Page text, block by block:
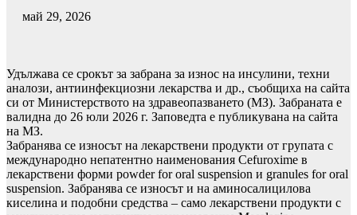
май 29, 2026
Удължава се срокът за забрана за износ на инсулини, техни
аналози, антиинфекциозни лекарства и др., съобщиха на сайта
си от Министерството на здравеопазването (МЗ). Забраната е
валидна до 26 юли 2026 г. Заповедта е публикувана на сайта
на МЗ.
Забранява се износът на лекарствени продукти от групата с
международно непатентно наименования Cefuroxime в
лекарствени форми powder for oral suspension и granules for oral
suspension. Забранява се износът и на аминосалицилова
киселина и подобни средства – само лекарствени продукти с